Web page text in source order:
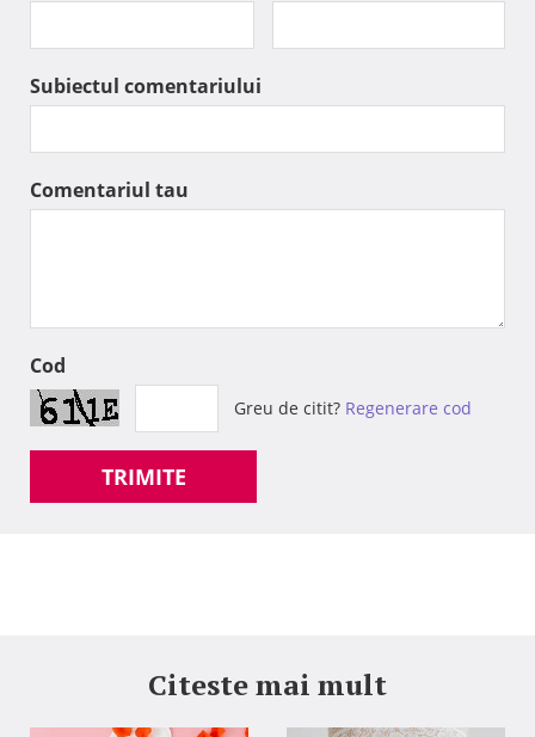
Subiectul comentariului
Comentariul tau
Cod
Greu de citit? Regenerare cod
TRIMITE
Citeste mai mult